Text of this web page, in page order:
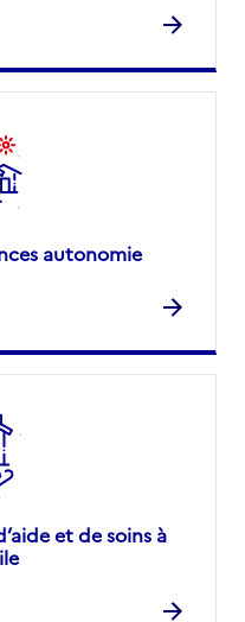
autonomie
et de soins à